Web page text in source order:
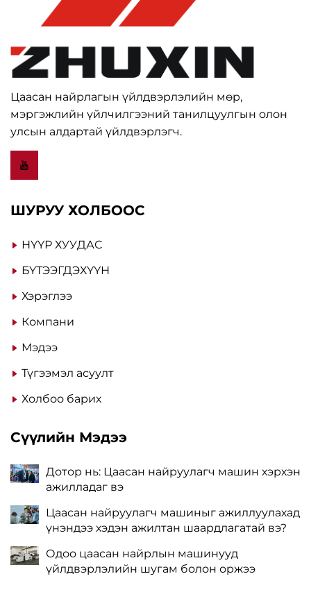
Цаасан найрлагын үйлдвэрлэлийн мөр,
мэргэжлийн үйлчилгээний танилцуулгын олон
улсын алдартай үйлдвэрлэгч.
ШУРУУ ХОЛБООС
НҮҮР ХУУДАС
БҮТЭЭГДЭХҮҮН
Хэрэглээ
Компани
Мэдээ
Түгээмэл асуулт
Холбоо барих
Сүүлийн Мэдээ
Дотор нь: Цаасан найруулагч машин хэрхэн
ажилладаг вэ
Цаасан найруулагч машиныг ажиллуулахад
үнэндээ хэдэн ажилтан шаардлагатай вэ?
Одоо цаасан найрлын машинууд
үйлдвэрлэлийн шугам болон оржээ